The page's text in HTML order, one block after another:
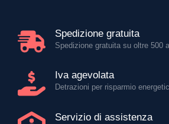
Spedizione gratuita
Spedizione gratuita su oltre 500
Iva agevolata
Detrazioni per risparmio
Servizio di assistenza